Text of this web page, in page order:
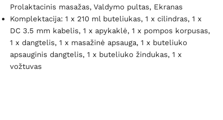
Prolaktacinis masažas, Valdymo pultas, Ekranas
Komplektacija: 1 x 210 ml buteliukas, 1 x cilindras, 1 x
DC 3.5 mm kabelis, 1 x apykaklė, 1 x pompos korpusas,
1 x dangtelis, 1 x masažinė apsauga, 1 x buteliuko
apsauginis dangtelis, 1 x buteliuko žindukas, 1 x
vožtuvas